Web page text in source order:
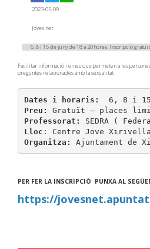
2023-05-09
Joves.net
6, 8 i 15 de juny de 18 a 20 hores. Inscripció
Facilitar informació i eines que permeten a les
preguntes relacionades amb la sexualitat
Dates i horaris:
Preu:
Professorat:
Lloc
Organitza:
Ajuntament de
PER FER LA INSCRIPCIÓ PUNXA AL
https://